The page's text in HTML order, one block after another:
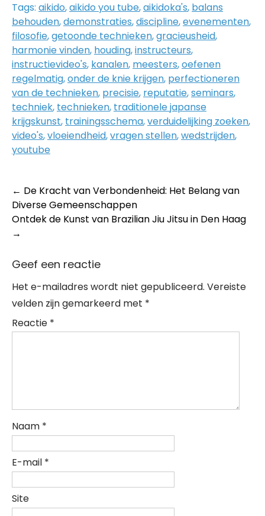
Tags: aikido,aikido you tube,aikidoka's, balans
behouden,demonstraties,discipline,evenementen,
filosofie,getoonde technieken,gracieusheid,
harmonie vinden, houding,instructeurs,
instructievideo's, kanalen, meesters,oefenen
regelmatig,onder de knie krijgen, perfectioneren
van de technieken, precisie, reputatie,seminars,
techniek, technieken, traditionele japanse
krijgskunst, trainingsschema,verduidelijking zoeken,
video's,vloeiendheid,vragen stellen,wedstrijden,
youtube
Post
navigation
← De Kracht van Verbondenheid: Het Belang van
Diverse Gemeenschappen
Ontdek de Kunst van Brazilian Jiu Jitsu in Den Haag
→
Geef een reactie
Het e-mailadres wordt niet gepubliceerd. Vereiste
velden zijn gemarkeerd met *
Reactie *
Naam *
E-mail *
Site